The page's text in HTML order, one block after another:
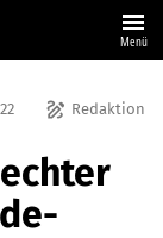
menu
Menü
draw Redaktion